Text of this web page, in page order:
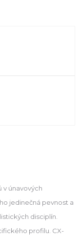
v únavových
jedinečná pevnost a
disciplín.
profilu. CX-